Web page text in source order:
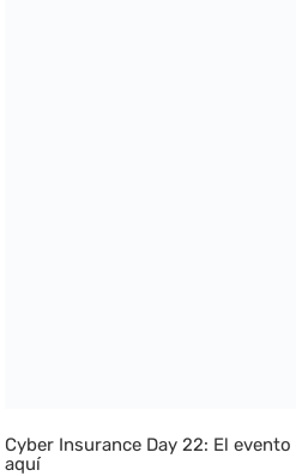
Cyber Insurance Day 22: El
aquí